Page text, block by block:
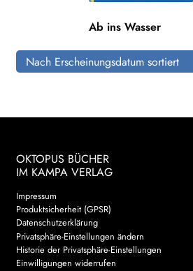
Search:
Ab ins Wasser
Nach Erscheinungsdatum sortiert
OKTOPUS BÜCHER
IM KAMPA VERLAG
Impressum
Produktsicherheit (GPSR)
Datenschutzerklärung
Privatsphäre-Einstellungen ändern
Historie der Privatsphäre-Einstellungen
Einwilligungen widerrufen